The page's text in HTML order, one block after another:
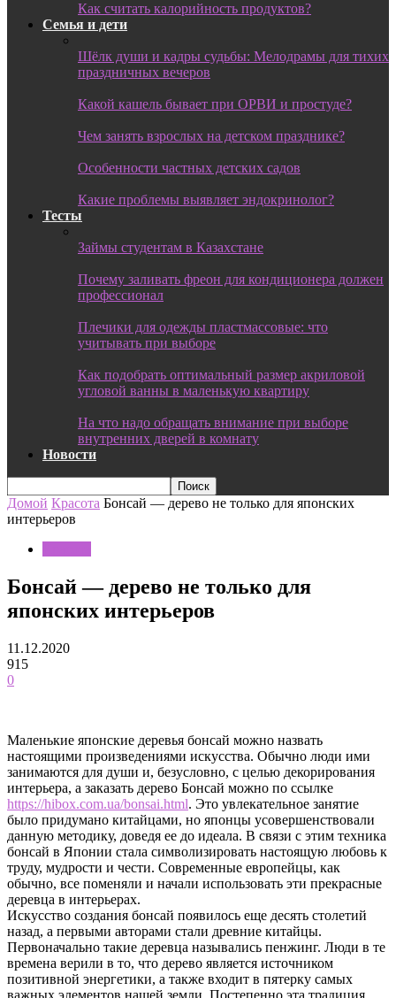
Как считать калорийность продуктов?
Семья и дети
Шёлк души и кадры судьбы: Мелодрамы для тихих
праздничных вечеров
Какой кашель бывает при ОРВИ и простуде?
Чем занять взрослых на детском празднике?
Особенности частных детских садов
Какие проблемы выявляет эндокринолог?
Тесты
Займы студентам в Казахстане
Почему заливать фреон для кондиционера должен
профессионал
Плечики для одежды пластмассовые: что
учитывать при выборе
Как подобрать оптимальный размер акриловой
угловой ванны в маленькую квартиру
На что надо обращать внимание при выборе
внутренних дверей в комнату
Новости
Домой Красота Бонсай — дерево не только для японских
интерьеров
Бонсай — дерево не только для
японских интерьеров
11.12.2020
915
0
Маленькие японские деревья бонсай можно назвать
настоящими произведениями искусства. Обычно люди ими
занимаются для души и, безусловно, с целью декорирования
интерьера, а заказать дерево Бонсай можно по ссылке
https://hibox.com.ua/bonsai.html. Это увлекательное занятие
было придумано китайцами, но японцы усовершенствовали
данную методику, доведя ее до идеала. В связи с этим техника
бонсай в Японии стала символизировать настоящую любовь к
труду, мудрости и чести. Современные европейцы, как
обычно, все поменяли и начали использовать эти прекрасные
деревца в интерьерах.
Искусство создания бонсай появилось еще десять столетий
назад, а первыми авторами стали древние китайцы.
Первоначально такие деревца назывались пенжинг. Люди в те
времена верили в то, что дерево является источником
позитивной энергетики, а также входит в пятерку самых
важных элементов нашей земли. Постепенно эта традиция